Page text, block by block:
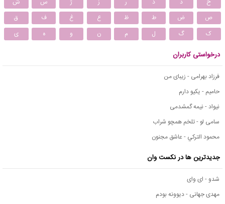
ص
ض ط ظ ع غ ف
ق
ک
گ ل م ن و ه ی
درخواستی کاربران
فرزاد بهرامی - زیبای من
حامیم - یکیو دارم
نیواد - نیمه گمشدمی
سامی لو - تلخم همچو شراب
محمود التركي - عاشق مجنون
جدیدترین ها در نکست وان
شدو - ای وای
مهدی جهانی - دیوونه بودم